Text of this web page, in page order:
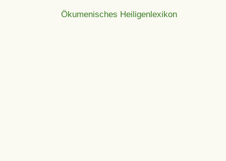
Ökumenisches Heiligenlexikon